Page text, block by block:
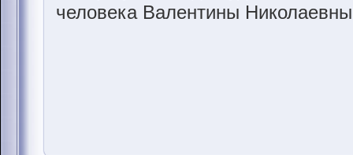
человека Валентины